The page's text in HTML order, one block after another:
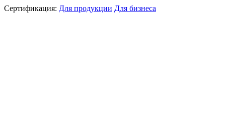
Сертификация: Для продукции Для бизнеса